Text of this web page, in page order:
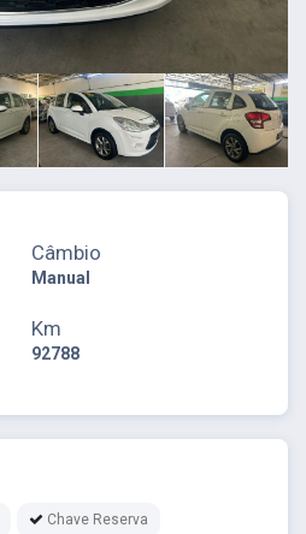
Câmbio
Manual
Km
92788
Chave Reserva